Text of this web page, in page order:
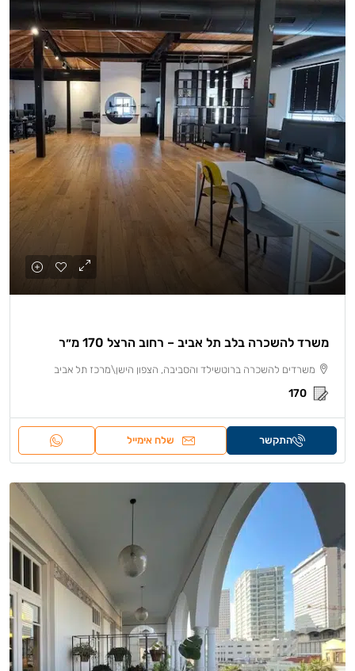
משרד להשכרה בלב תל אביב – רחוב הרצל 170 מ״ר
משרדים להשכרה ברוטשילד והסביבה, הצפון הישן\מרכז תל אביב
170
התקשר שלח אימייל